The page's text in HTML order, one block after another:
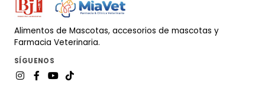
Alimentos de Mascotas, accesorios de mascotas y
Farmacia Veterinaria.
SÍGUENOS